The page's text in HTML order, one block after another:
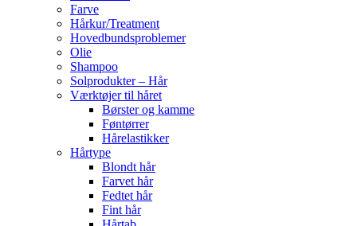
Farve
Hårkur/Treatment
Hovedbundsproblemer
Olie
Shampoo
Solprodukter – Hår
Værktøjer til håret
Børster og kamme
Føntørrer
Hårelastikker
Hårtype
Blondt hår
Farvet hår
Fedtet hår
Fint hår